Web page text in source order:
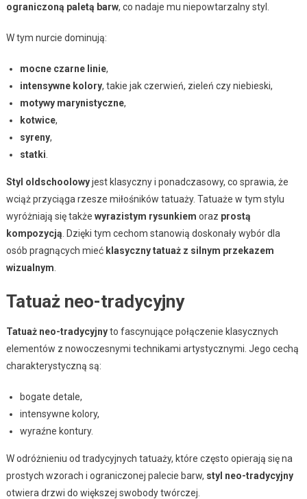
ograniczoną paletą barw, co nadaje mu niepowtarzalny styl.
W tym nurcie dominują:
mocne czarne linie,
intensywne kolory, takie jak czerwień, zieleń czy niebieski,
motywy marynistyczne,
kotwice,
syreny,
statki
Styl oldschoolowyjest klasyczny i ponadczasowy, co sprawia, że
wciąż przyciąga rzesze miłośników tatuaży. Tatuaże w tym stylu
wyróżniają się także wyrazistym rysunkiem oraz prostą
kompozycją . Dzięki tym cechom stanowią doskonały wybór dla
osób pragnących mieć klasyczny tatuaż z silnym przekazem
wizualnym
Tatuaż neo-tradycyjny
Tatuaż neo-tradycyjnyto fascynujące połączenie klasycznych
elementów z nowoczesnymi technikami artystycznymi. Jego cechą
charakterystyczną są:
bogate detale,
intensywne kolory,
wyraźne kontury.
W odróżnieniu od tradycyjnych tatuaży, które często opierają się na
prostych wzorach i ograniczonej palecie barw, styl neo-tradycyjny
otwiera drzwi do większej swobody twórczej.